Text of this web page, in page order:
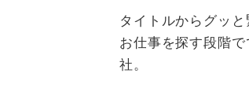
タイトルからグッ
お仕事を探す段階
社。